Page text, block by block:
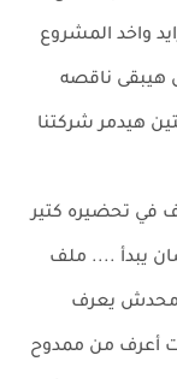
واخد المشروع
هيبقى ناقصه
هيدمر شركتنا
بقاله ٣سنين وصرف في تحضيره كتير
يبدأ .... ملف
محدش يعرف
أعرف من ممدوح